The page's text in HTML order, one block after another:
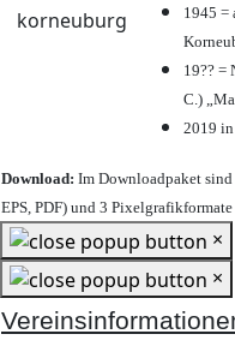
1945 =
19?? =
C.)
2019
Download: Im Downloadpaket
EPS, PDF) und 3
×
×